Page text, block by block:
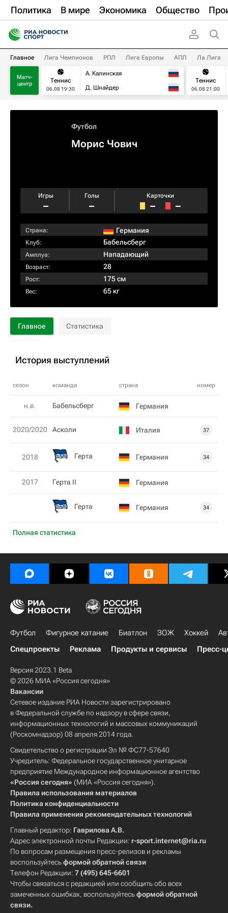
Политика В мире Экономика Общество
Главное Лига Чемпионов РПЛ Лига Европы АПЛ Ла Лига
Матч-
центр
Теннис
06.08 19:30
А. Калинская
Д. Шнайдер
Теннис
06.08 21:00
Футбол
Морис Чович
Игры
–
Голы
–
Карточки
– –
Страна: Германия
Клуб: Бабельсберг
Амплуа: Нападающий
Возраст: 28
Рост: 175 см
Вес: 65 кг
Главное Статистика
История выступлений
сезон команда страна номер
Полная статистика
н.в. Бабельсберг Германия
2020/2020 Асколи Италия 37
2018 Герта Германия 34
2017 Герта II Германия
Герта Германия 34
Футбол Фигурное катание Биатлон ЗОЖ Хоккей
Спецпроекты
Реклама Продукты и сервисы Пресс-
Версия 2023.1 Beta
© 2026 МИА «Россия сегодня»
Вакансии
Сетевое издание РИА Новости зарегистрировано
в Федеральной службе по надзору в сфере связи,
информационных технологий и массовых коммуникаций
(Роскомнадзор) 08 апреля 2014 года.
Свидетельство о регистрации Эл № ФС77-57640
Учредитель: Федеральное государственное унитарное
предприятие Международное информационное агентство
«Россия сегодня» (МИА «Россия сегодня»).
Правила использования материалов
Политика конфиденциальности
Правила применения рекомендательных технологий
Главный редактор: Гаврилова А.В.
Адрес электронной почты Редакции: r-sport.internet@ria.ru
По вопросам размещения пресс-релизов и рекламы
воспользуйтесьформой обратной связи
Телефон Редакции: 7 (495) 645-6601
Чтобы связаться с редакцией или сообщить обо всех
замеченных ошибках, воспользуйтесьформой обратной
связи.